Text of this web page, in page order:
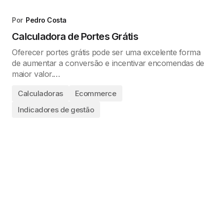
Por Pedro Costa
Calculadora de Portes Grátis
Oferecer portes grátis pode ser uma excelente forma
de aumentar a conversão e incentivar encomendas de
maior valor.…
Calculadoras
Ecommerce
Indicadores de gestão